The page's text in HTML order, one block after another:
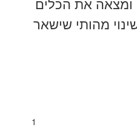
ומצאה את הכלים
מהותי שישאר
1